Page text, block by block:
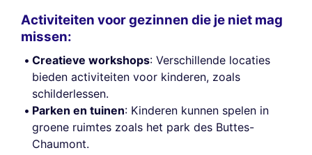
Activiteiten voor gezinnen die je niet mag
missen:
Creatieve workshops: Verschillende locaties
bieden activiteiten voor kinderen, zoals
schilderlessen.
Parken en tuinen: Kinderen kunnen spelen in
groene ruimtes zoals het park des Buttes-
Chaumont.